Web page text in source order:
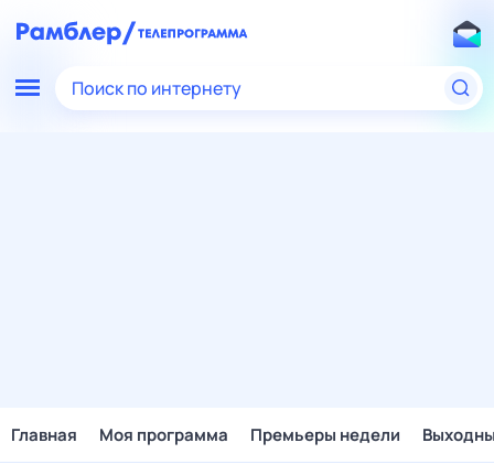
Поиск по интернету
Главная Моя программа Премьеры недели